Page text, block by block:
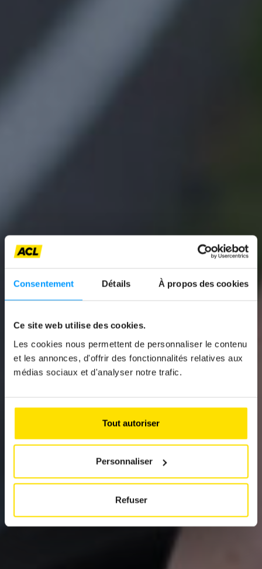
Consentement Détails À propos des cookies
Ce site web utilise des cookies.
Les cookies nous permettent de personnaliser le contenu
et les annonces, d'offrir des fonctionnalités relatives aux
médias sociaux et d'analyser notre trafic.
Tout autoriser
Personnaliser
Refuser
News
IST BEI FAHRTEN
DURCH SPANIEN
WARNLEUCHTE
ERFORDERLICH?